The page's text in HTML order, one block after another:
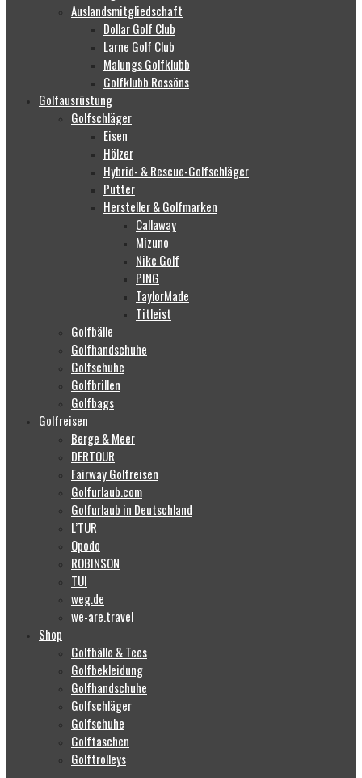
Auslandsmitgliedschaft
Dollar Golf Club
Larne Golf Club
Malungs Golfklubb
Golfklubb Rossöns
Golfausrüstung
Golfschläger
Eisen
Hölzer
Hybrid- & Rescue-Golfschläger
Putter
Hersteller & Golfmarken
Callaway
Mizuno
Nike Golf
PING
TaylorMade
Titleist
Golfbälle
Golfhandschuhe
Golfschuhe
Golfbrillen
Golfbags
Golfreisen
Berge & Meer
DERTOUR
Fairway Golfreisen
Golfurlaub.com
Golfurlaub in Deutschland
L’TUR
Opodo
ROBINSON
TUI
weg.de
we-are.travel
Shop
Golfbälle & Tees
Golfbekleidung
Golfhandschuhe
Golfschläger
Golfschuhe
Golftaschen
Golftrolleys